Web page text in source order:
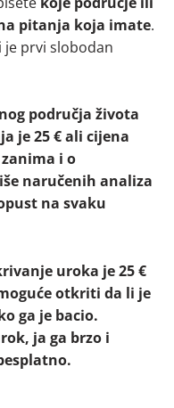
pitanja koja imate.
je prvi slobodan
područja života
je 25 € ali cijena
i o
naručenih analiza
na svaku
uroka je 25 €
otkriti da li je
ga je bacio.
ja ga brzo i